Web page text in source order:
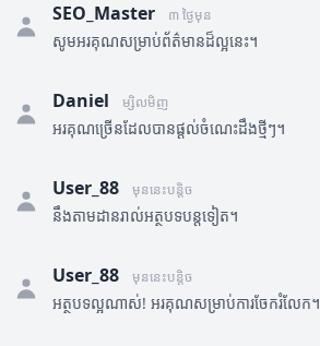
SEO_Master ៣ ថ្ងៃមុន
សូមអរគុណសម្រាប់ព័ត៌មានដ៏ល្អនេះ។
Daniel ម្សិលមិញ
អរគុណច្រើនដែលបានផ្តល់ចំណេះដឹងថ្មីៗ។
User_88 មុននេះបន្តិច
នឹងតាមដានរាល់អត្ថបទបន្តទៀត។
User_88 មុននេះបន្តិច
អត្ថបទល្អណាស់! អរគុណសម្រាប់ការចែករំលែក។